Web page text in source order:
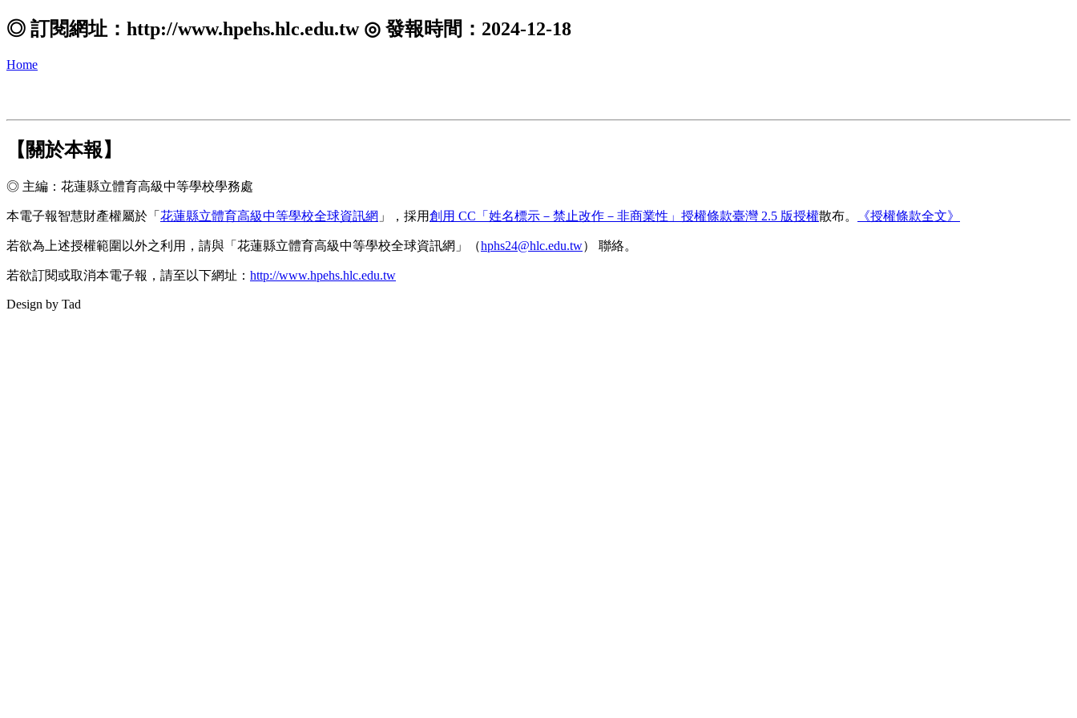
◎ 訂閱網址：http://www.hpehs.hlc.edu.tw ◎ 發報時間：2024-12-18
Home
【關於本報】
◎ 主編：花蓮縣立體育高級中等學校學務處
本電子報智慧財產權屬於「 花蓮縣立體育高級中等學校全球資訊網 」，採用創用 CC「姓名標示－禁止改作－非商業性」授權條款臺灣 2.5 版授權散布。 《授權條款全文》
若欲為上述授權範圍以外之利用，請與「花蓮縣立體育高級中等學校全球資訊網」（hphs24@hlc.edu.tw） 聯絡。
若欲訂閱或取消本電子報，請至以下網址： http://www.hpehs.hlc.edu.tw
Design by Tad